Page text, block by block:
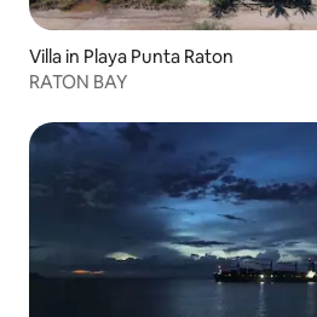
Villa in Playa Punta Raton
RATON BAY